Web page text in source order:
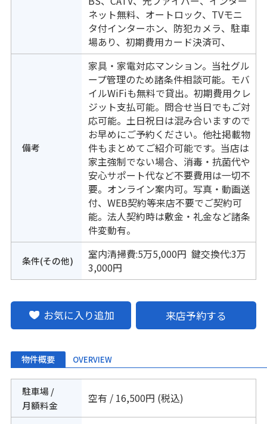
ネット無料、オートロック、TVモニ
タ付インターホン、防犯カメラ、駐車
場あり、初期費用カード決済可、
備考
家具・家電対応マンション。当社グル
ープ管理のため諸条件相談可能。モバ
イルWiFiも無料で貸出。初期費用クレ
ジット支払可能。問合せ当日でもご対
応可能。土日祝日は混み合いますので
お早めにご予約ください。他社掲載物
件もまとめてご紹介可能です。当店は
家主強制でない場合、消毒・抗菌代や
安心サポート代など不要費用は一切不
要。オンライン案内可。写真・動画送
付、WEB契約等来店不要でご契約可
能。法人契約時は敷金・礼金など諸条
件変動有。
条件(その他)
室内清掃費:5万5,000円 鍵交換代:3万
3,000円
お気に入り追加 来店予約する
物件概要 OVERVIEW
駐車場 /
月額料金
空有 / 16,500円 (税込)